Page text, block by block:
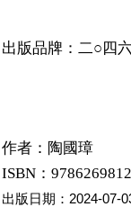
出版品牌：二○四
作者： 陶國璋
ISBN：
出版日期： 2024-07-